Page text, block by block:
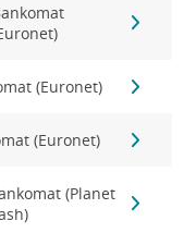
(Euronet)
(Euronet)
(Planet